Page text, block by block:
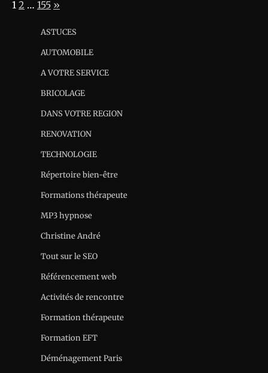
Page:
1 2 … 155 Next
»
ASTUCES
AUTOMOBILE
A VOTRE SERVICE
BRICOLAGE
DANS VOTRE REGION
RENOVATION
TECHNOLOGIE
Répertoire bien-être
Formations thérapeute
MP3 hypnose
Christine André
Tout sur le SEO
Référencement web
Activités de rencontre
Formation thérapeute
Formation EFT
Déménagement Paris